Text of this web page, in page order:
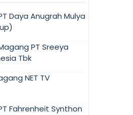
Daya Anugrah Mulya
PT Sreeya
Tbk
NET TV
Fahrenheit Synthon